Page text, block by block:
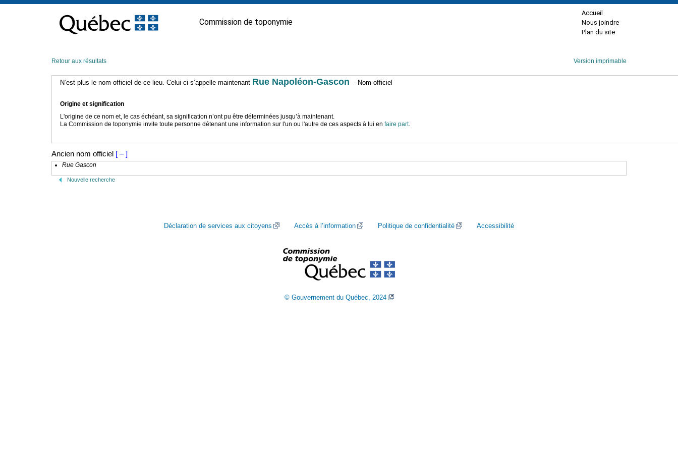
contenu
Commission de toponymie
Accueil
Nous joindre
Plan du site
Retour aux résultats Version imprimable
N’est plus le nom officiel de ce lieu. Celui-ci s’appelle maintenant Rue Napoléon-Gascon - Nom officiel
Origine et signification
L'origine de ce nom et, le cas échéant, sa signification n’ont pu être déterminées jusqu’à maintenant.
La Commission de toponymie invite toute personne détenant une information sur l'un ou l'autre de ces aspects à lui en faire part.
Ancien nom officiel [ – ]
Rue Gascon
Nouvelle recherche
Déclaration de services aux citoyens Accès à l’information Politique de confidentialité Accessibilité
© Gouvernement du Québec, 2024